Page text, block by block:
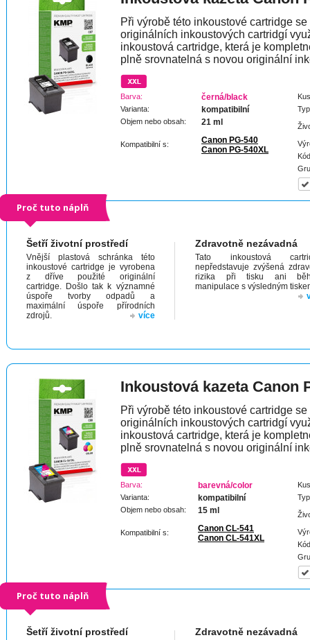
Při výrobě této inkoustové cartridge
originálních inkoustových cartridgí
inkoustová cartridge, která je
plně srovnatelná s novou originální
Barva: černá/black
Varianta: kompatibilní
Objem nebo obsah: 21 ml
Kompatibilní s:
Canon PG-540
Canon PG-540XL
Proč tuto náplň
Šetří životní prostředí
Vnější plastová schránka této
inkoustové cartridge je vyrobena
z dříve použité originální
cartridge. Došlo tak k významné
úspoře tvorby odpadů a
maximální úspoře přírodních
zdrojů.
více
Zdravotně nezávadná
Tato inkoustová
nepředstavuje zvýšená
rizika při tisku ani
manipulace s výsledným
Inkoustová kazeta Canon
Při výrobě této inkoustové cartridge
originálních inkoustových cartridgí
inkoustová cartridge, která je
plně srovnatelná s novou originální
Barva: barevná/color
Varianta: kompatibilní
Objem nebo obsah: 15 ml
Kompatibilní s:
Canon CL-541
Canon CL-541XL
Proč tuto náplň
Šetří životní prostředí Zdravotně nezávadná